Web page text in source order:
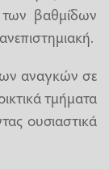
βαθμίδων
αναγκών σε
τμήματα
ουσιαστικά